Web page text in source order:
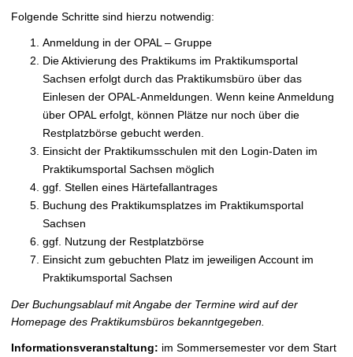
Folgende Schritte sind hierzu notwendig:
Anmeldung in der OPAL – Gruppe
Die Aktivierung des Praktikums im Praktikumsportal
Sachsen erfolgt durch das Praktikumsbüro über das
Einlesen der OPAL-Anmeldungen. Wenn keine Anmeldung
über OPAL erfolgt, können Plätze nur noch über die
Restplatzbörse gebucht werden.
Einsicht der Praktikumsschulen mit den Login-Daten im
Praktikumsportal Sachsen möglich
ggf. Stellen eines Härtefallantrages
Buchung des Praktikumsplatzes im Praktikumsportal
Sachsen
ggf. Nutzung der Restplatzbörse
Einsicht zum gebuchten Platz im jeweiligen Account im
Praktikumsportal Sachsen
Der Buchungsablauf mit Angabe der Termine wird auf der
Homepage des Praktikumsbüros bekanntgegeben.
Informationsveranstaltung: im Sommersemester vor dem Start